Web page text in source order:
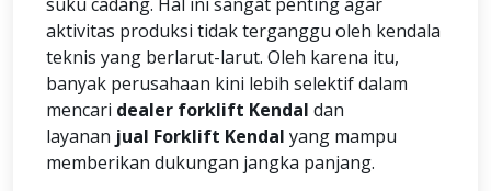
aktivitas produksi tidak terganggu oleh kendala
teknis yang berlarut-larut. Oleh karena itu,
banyak perusahaan kini lebih selektif dalam
mencari dealer forklift Kendal dan
layanan jual Forklift Kendal yang mampu
memberikan dukungan jangka panjang.